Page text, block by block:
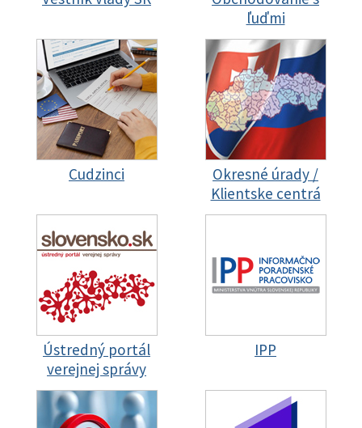
ľuďmi
Cudzinci
Okresné úrady /
Klientske centrá
Ústredný portál
verejnej správy
IPP